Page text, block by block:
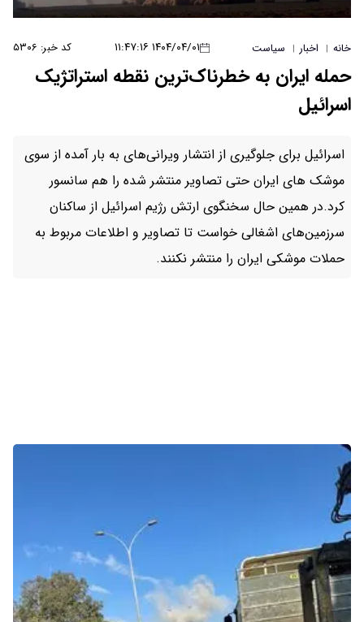
خانه | اخبار | سیاست ۱۴۰۴/۰۴/۰۱ ۱۱:۴۷:۱۶ کد خبر: ۵۳۰۶
حمله ایران به خطرناک‌ترین نقطه استراتژیک
اسرائیل
اسرائیل برای جلوگیری از انتشار ویرانی‌های به بار آمده از سوی
موشک های ایران حتی تصاویر منتشر شده را هم سانسور
کرد.در همین حال سخنگوی ارتش رژیم اسرائیل از ساکنان
سرزمین‌های اشغالی خواست تا تصاویر و اطلاعات مربوط به
حملات موشکی ایران را منتشر نکنند.